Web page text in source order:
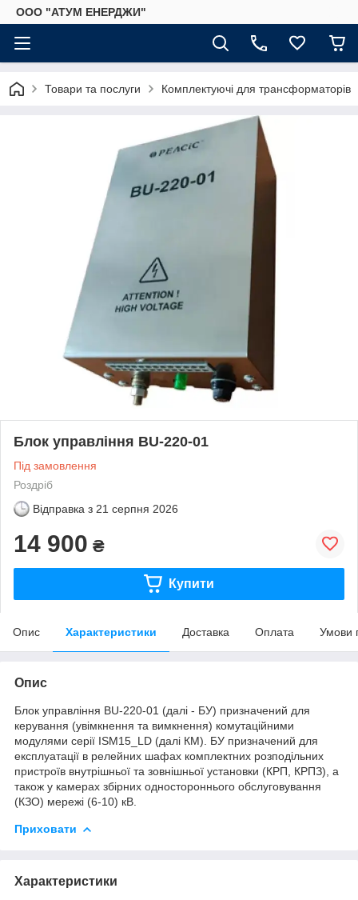
ООО "АТУМ ЕНЕРДЖИ"
Товари та послуги Комплектуючі для трансформаторів
Блок управління BU-220-01
Під замовлення
Роздріб
Відправка з 21 серпня 2026
14 900 ₴
Купити
Опис Характеристики Доставка Оплата Умови
Опис
Блок управління BU-220-01 (далі - БУ) призначений для
керування (увімкнення та вимкнення) комутаційними
модулями серії ISM15_LD (далі КМ). БУ призначений для
експлуатації в релейних шафах комплектних розподільних
пристроїв внутрішньої та зовнішньої установки (КРП, КРПЗ), а
також у камерах збірних одностороннього обслуговування
(КЗО) мережі (6-10) кВ.
Приховати
Характеристики